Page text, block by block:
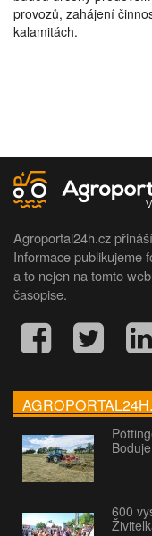
provozů, zahájení
kalamitách.
Agroportal24h.cz
Informace publikujeme
a to nejen na tomto
časopise.
600